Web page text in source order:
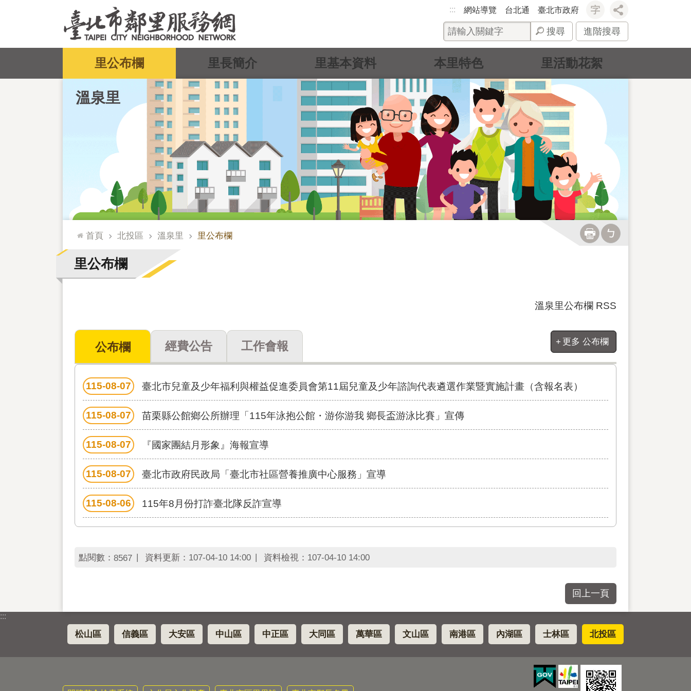
::: 網站導覽 台北通 臺北市政府
搜尋 進階搜尋
溫泉里
里公布欄 里長簡介 里基本資料 本里特色 里活動花絮
::: 首頁 北投區 溫泉里 里公布欄
里公布欄
溫泉里公布欄 RSS
公布欄 經費公告 工作會報
115-08-07 臺北市兒童及少年福利與權益促進委員會第11屆兒童及少年諮詢代表遴選作業暨實施計畫（含報名表）
115-08-07 苗栗縣公館鄉公所辦理「115年泳抱公館・游你游我 鄉長盃游泳比賽」宣傳
115-08-07 『國家團結月形象』海報宣導
115-08-07 臺北市政府民政局「臺北市社區營養推廣中心服務」宣導
115-08-06 115年8月份打詐臺北隊反詐宣導
更多 公布欄
點閱數： 8567 資料更新： 107-04-10 14:00 資料檢視： 107-04-10 14:00
回上一頁
:::
松山區 信義區 大安區 中山區 中正區 大同區 萬華區 文山區 南港區 內湖區 士林區 北投區